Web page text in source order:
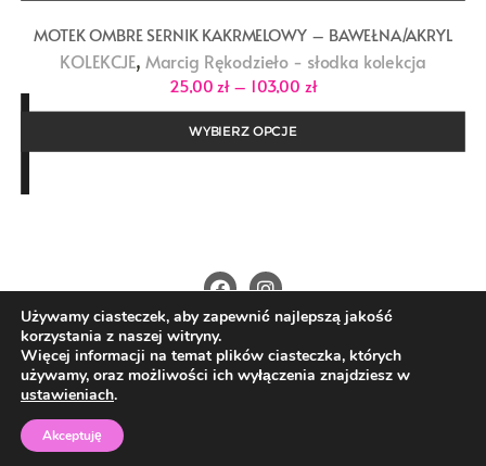
MOTEK OMBRE SERNIK KAKRMELOWY – BAWEŁNA/AKRYL
KOLEKCJE, Marcig Rękodzieło - słodka kolekcja
25,00zł – 103,00 złZakres
od
do
WYBIERZ OPCJE
O Nas Kontakt Polityka prywatności
Regulamin
Wysyłka i płatności
Copyright ©2026 4nitki.pl . All rights reserved.
Powered by
Używamy ciasteczek, aby zapewnić najlepszą jakość
korzystania z naszej witryny.
Więcej informacji na temat plików ciasteczka, których
używamy, oraz możliwości ich wyłączenia znajdziesz w
ustawieniach.
Akceptuję